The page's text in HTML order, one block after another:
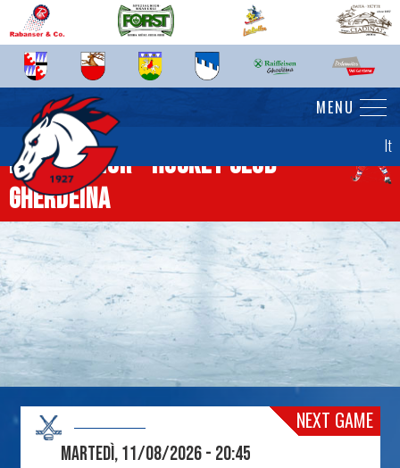
It
MENU
News senior - Hockey Club
Gherdëina
NEXT GAME
Martedì, 11/08/2026 - 20:45